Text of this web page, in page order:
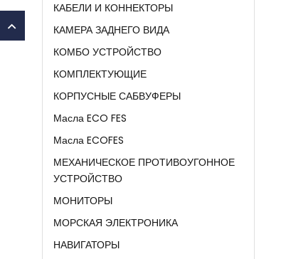
КАБЕЛИ И КОННЕКТОРЫ
КАМЕРА ЗАДНЕГО ВИДА
КОМБО УСТРОЙСТВО
КОМПЛЕКТУЮЩИЕ
КОРПУСНЫЕ САБВУФЕРЫ
Масла ECO FES
Масла ECOFES
МЕХАНИЧЕСКОЕ ПРОТИВОУГОННОЕ
УСТРОЙСТВО
МОНИТОРЫ
МОРСКАЯ ЭЛЕКТРОНИКА
НАВИГАТОРЫ